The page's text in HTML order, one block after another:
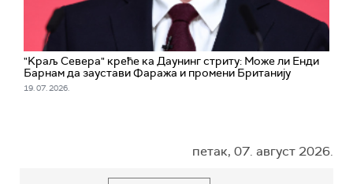
"Kраљ Севера" креће ка Даунинг стриту: Може ли Енди
Барнам да заустави Фаража и промени Британију
19. 07. 2026.
петак, 07. август 2026.